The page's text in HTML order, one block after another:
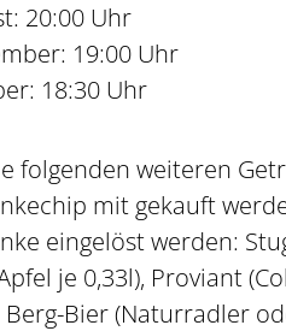
20:00 Uhr
19:00 Uhr
18:30 Uhr
folgenden weiteren
mit gekauft
eingelöst werden:
je 0,33l), Proviant
Berg-Bier (Naturradler